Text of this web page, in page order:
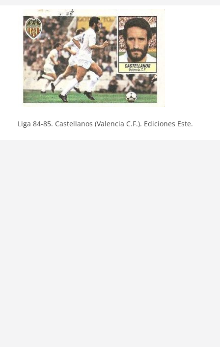
Liga 84-85. Castellanos (Valencia C.F.). Ediciones Este.